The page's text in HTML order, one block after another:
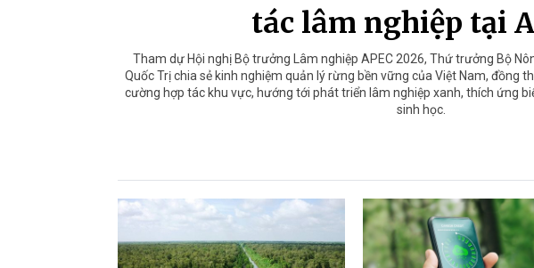
tác lâm nghiệp tại
Tham dự Hội nghị Bộ trưởng Lâm nghiệp APEC 2026, Thứ trưởng Bộ
Quốc Trị chia sẻ kinh nghiệm quản lý rừng bền vững của Việt Nam, đồng
cường hợp tác khu vực, hướng tới phát triển lâm nghiệp xanh, thích ứng
sinh học.